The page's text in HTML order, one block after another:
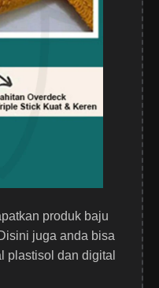
produk baju
juga anda bisa
plastisol dan digital